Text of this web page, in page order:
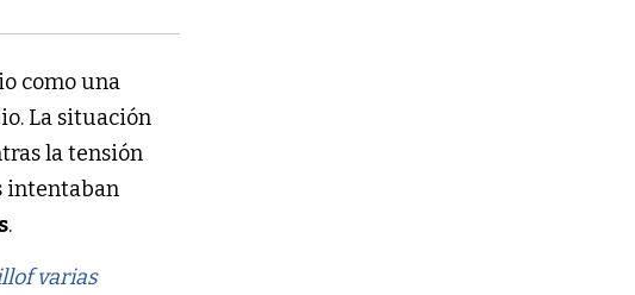
como una
La situación
la tensión
intentaban
.
varias